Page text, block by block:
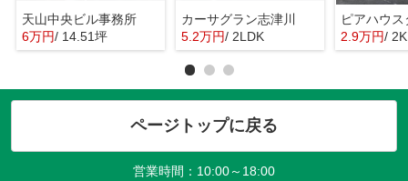
天山中央ビル事務所
6万円/ 14.51坪
カーサグラン志津川
5.2万円/ 2LDK
ピアハウス
2.9万円/ 2K
ページトップに戻る
営業時間：10:00～18:00